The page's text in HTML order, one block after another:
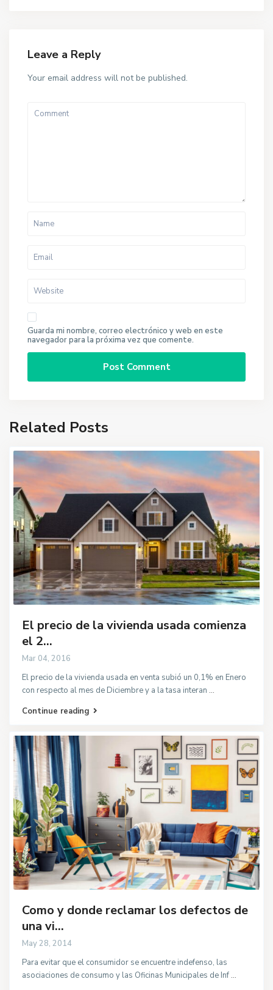
Leave a Reply
Your email address will not be published.
Guarda mi nombre, correo electrónico y web en este
navegador para la próxima vez que comente.
Related Posts
El precio de la vivienda usada comienza
el 2...
Mar 04, 2016
El precio de la vivienda usada en venta subió un 0,1% en Enero
con respecto al mes de Diciembre y a la tasa interan ...
Continue reading
Como y donde reclamar los defectos de
una vi...
May 28, 2014
Para evitar que el consumidor se encuentre indefenso, las
asociaciones de consumo y las Oficinas Municipales de Inf ...